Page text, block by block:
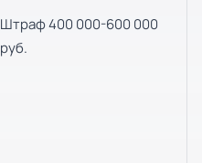
Штраф 400 000-600 000
руб.